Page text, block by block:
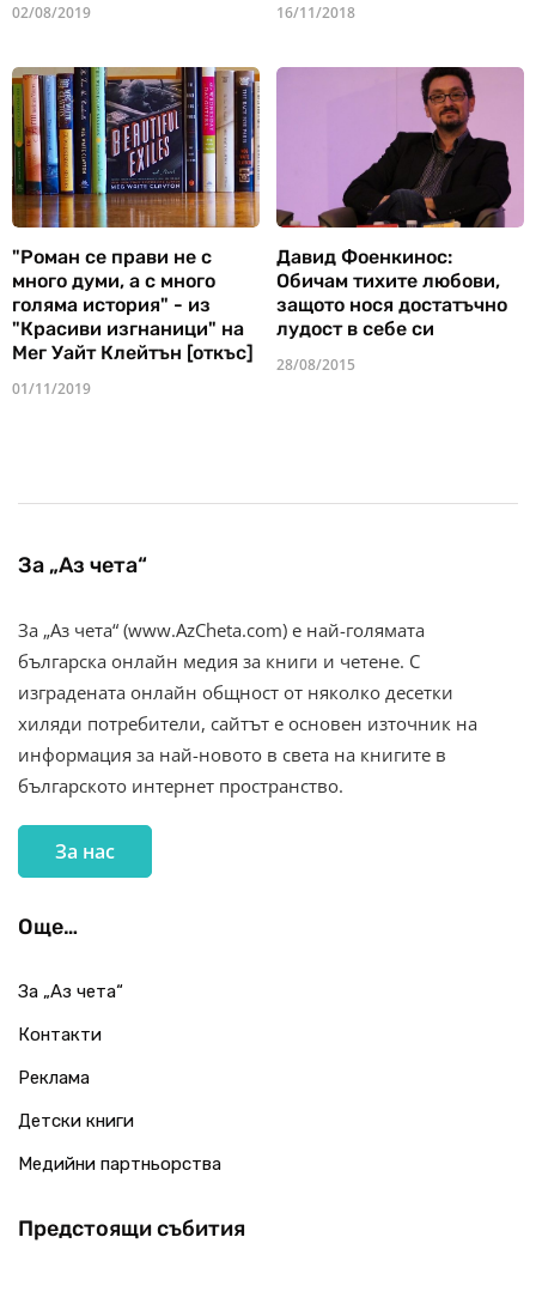
02/08/2019 16/11/2018
"Роман се прави не с
много думи, а с много
голяма история" - из
"Красиви изгнаници" на
Мег Уайт Клейтън [откъс]
01/11/2019
Давид Фоенкинос:
Обичам тихите любови,
защото нося достатъчно
лудост в себе си
28/08/2015
За „Аз чета“
За „Аз чета“ (www.AzCheta.com) е най-голямата
българска онлайн медия за книги и четене. С
изградената онлайн общност от няколко десетки
хиляди потребители, сайтът е основен източник на
информация за най-новото в света на книгите в
българското интернет пространство.
За нас
Още…
За „Аз чета“
Контакти
Реклама
Детски книги
Медийни партньорства
Предстоящи събития